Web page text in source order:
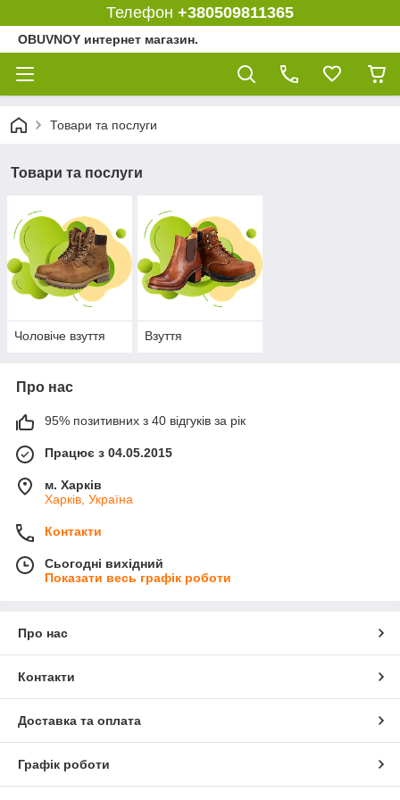
Телефон +380509811365
OBUVNOY интернет магазин.
Товари та послуги
Товари та послуги
Чоловіче взуття Взуття
Про нас
95% позитивних з 40 відгуків за рік
Працює з 04.05.2015
м. Харків
Харків, Україна
Контакти
Сьогодні вихідний
Показати весь графік роботи
Про нас
Контакти
Доставка та оплата
Графік роботи